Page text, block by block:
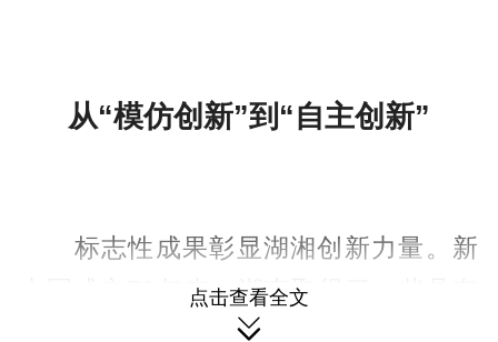
从“模仿创新”到“自主创新”
标志性成果彰显湖湘创新力量。新
中国成立70年来，湖南取得了一些具有
湖南特色的标志性成果。1954年我国第
点击查看全文
